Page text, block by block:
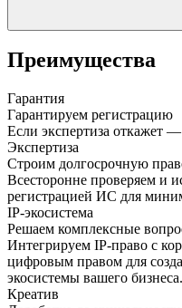
Преимущества
Гарантия
Гарантируем регистрацию
Если экспертиза откажет
Экспертиза
Строим долгосрочную
Всесторонне проверяем и
регистрацией ИС для
IP-экосистема
Решаем комплексные
Интегрируем IP-право с
цифровым правом для
экосистемы вашего бизнеса.
Креатив